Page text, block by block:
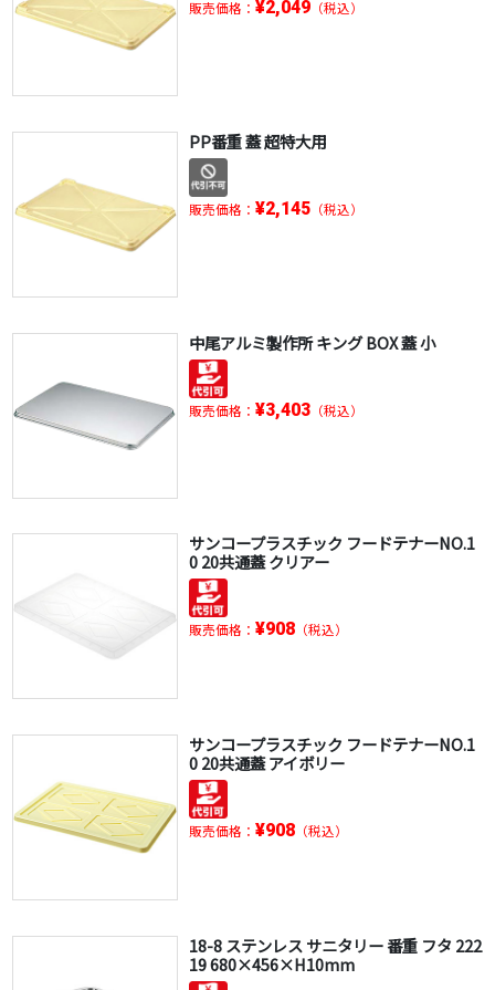
販売価格： ¥2,049（税込）
PP番重 蓋 超特大用
販売価格： ¥2,145（税込）
中尾アルミ製作所 キング BOX 蓋 小
販売価格： ¥3,403（税込）
サンコープラスチック フードテナーNO.1
0 20共通蓋 クリアー
販売価格： ¥908（税込）
サンコープラスチック フードテナーNO.1
0 20共通蓋 アイボリー
販売価格： ¥908（税込）
18-8 ステンレス サニタリー 番重 フタ 222
19 680×456×H10mm